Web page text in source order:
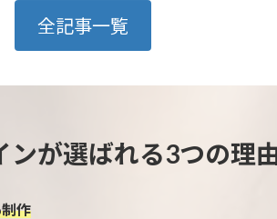
全記事一覧
ンが選ばれる3つの理
作